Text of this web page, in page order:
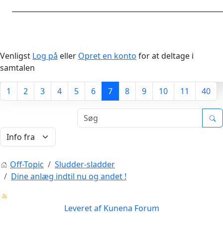
Venligst Log på eller Opret en konto for at deltage i
samtalen
1 2 3 4 5 6 7 8 9 10 11 40
Off-Topic
Sludder-sladder
Dine anlæg indtil nu og andet !
Leveret af Kunena Forum